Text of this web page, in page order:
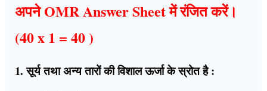
अपने OMR Answer Sheet में रंजित करें।
(40 x 1 = 40 )
1. सूर्य तथा अन्य तारों की विशाल ऊर्जा के स्रोत है :